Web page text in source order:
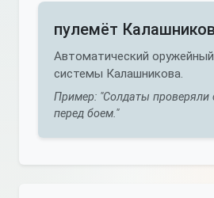
пулемёт
Автоматический
системы Калашникова.
Пример: "Солдаты проверяли
перед боем."